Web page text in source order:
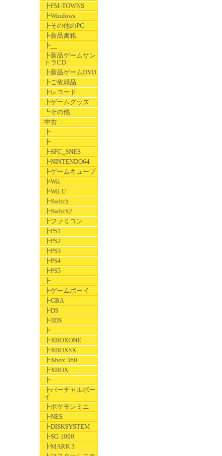
┣FM-TOWNS
┣Windows
┣その他のPC
┣新品書籍
┣__
┣新品ゲームサン
トラCD
┣新品ゲームDVD
┣ご依頼品
┣レコード
┣ゲームグッズ
┗その他
中古
┣
┣
┣SFC_SNES
┣NINTENDO64
┣ゲームキューブ
┣Wii
┣Wii U
┣Switch
┣Switch2
┣ファミコン
┣PS1
┣PS2
┣PS3
┣PS4
┣PS5
┣
┣ゲームボーイ
┣GBA
┣DS
┣3DS
┣
┣XBOXONE
┣XBOXSX
┣Xbox 360
┣XBOX
┣
┣バーチャルボー
イ
┣ポケモンミニ
┣NES
┣DISKSYSTEM
┣SG-1000
┣MARK 3